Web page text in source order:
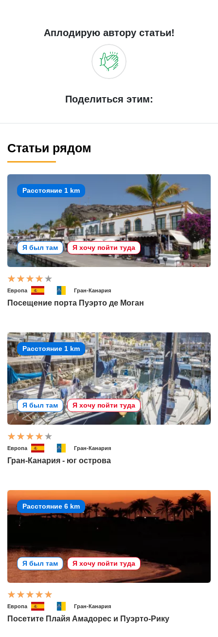
Аплодирую автору статьи!
Поделиться этим:
Статьи рядом
Расстояние 1 km
Я был там Я хочу пойти туда
Европа Гран-Канария
Посещение порта Пуэрто де Моган
Расстояние 1 km
Я был там Я хочу пойти туда
Европа Гран-Канария
Гран-Канария - юг острова
Расстояние 6 km
Я был там Я хочу пойти туда
Европа Гран-Канария
Посетите Плайя Амадорес и Пуэрто-Рику